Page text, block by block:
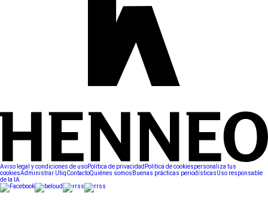
Aviso legal y condiciones de usoPolítica de privacidad Política de cookiespersonaliza tus
cookiesAdministrar UtiqContactoQuiénes somos Buenas prácticas periodísticasUso responsable
de la IA